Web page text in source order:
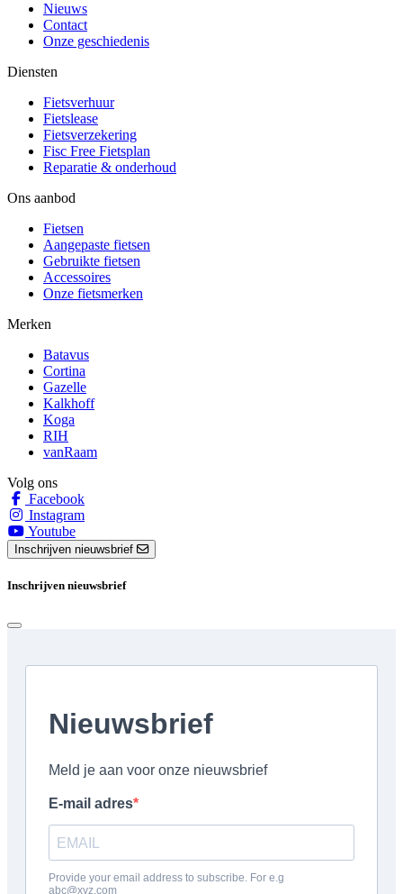
Nieuws
Contact
Onze geschiedenis
Diensten
Fietsverhuur
Fietslease
Fietsverzekering
Fisc Free Fietsplan
Reparatie & onderhoud
Ons aanbod
Fietsen
Aangepaste fietsen
Gebruikte fietsen
Accessoires
Onze fietsmerken
Merken
Batavus
Cortina
Gazelle
Kalkhoff
Koga
RIH
vanRaam
Volg ons
Facebook
Instagram
Youtube
Inschrijven nieuwsbrief
Inschrijven nieuwsbrief